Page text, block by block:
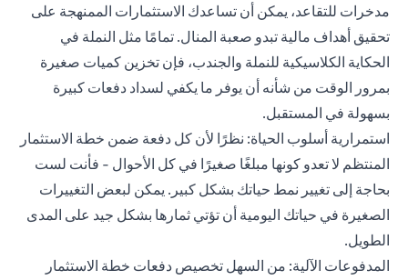
مدخرات للتقاعد، يمكن أن تساعدك الاستثمارات الممنهجة على
تحقيق أهداف مالية تبدو صعبة المنال. تمامًا مثل النملة في
الحكاية الكلاسيكية للنملة والجندب، فإن تخزين كميات صغيرة
بمرور الوقت من شأنه أن يوفر ما يكفي لسداد دفعات كبيرة
بسهولة في المستقبل.
استمرارية أسلوب الحياة: نظرًا لأن كل دفعة ضمن خطة الاستثمار
المنتظم لا تعدو كونها مبلغًا صغيرًا في كل الأحوال - فأنت لست
بحاجة إلى تغيير نمط حياتك بشكل كبير. يمكن لبعض التغييرات
الصغيرة في حياتك اليومية أن تؤتي ثمارها بشكل جيد على المدى
الطويل.
المدفوعات الآلية: من السهل تخصيص دفعات خطة الاستثمار